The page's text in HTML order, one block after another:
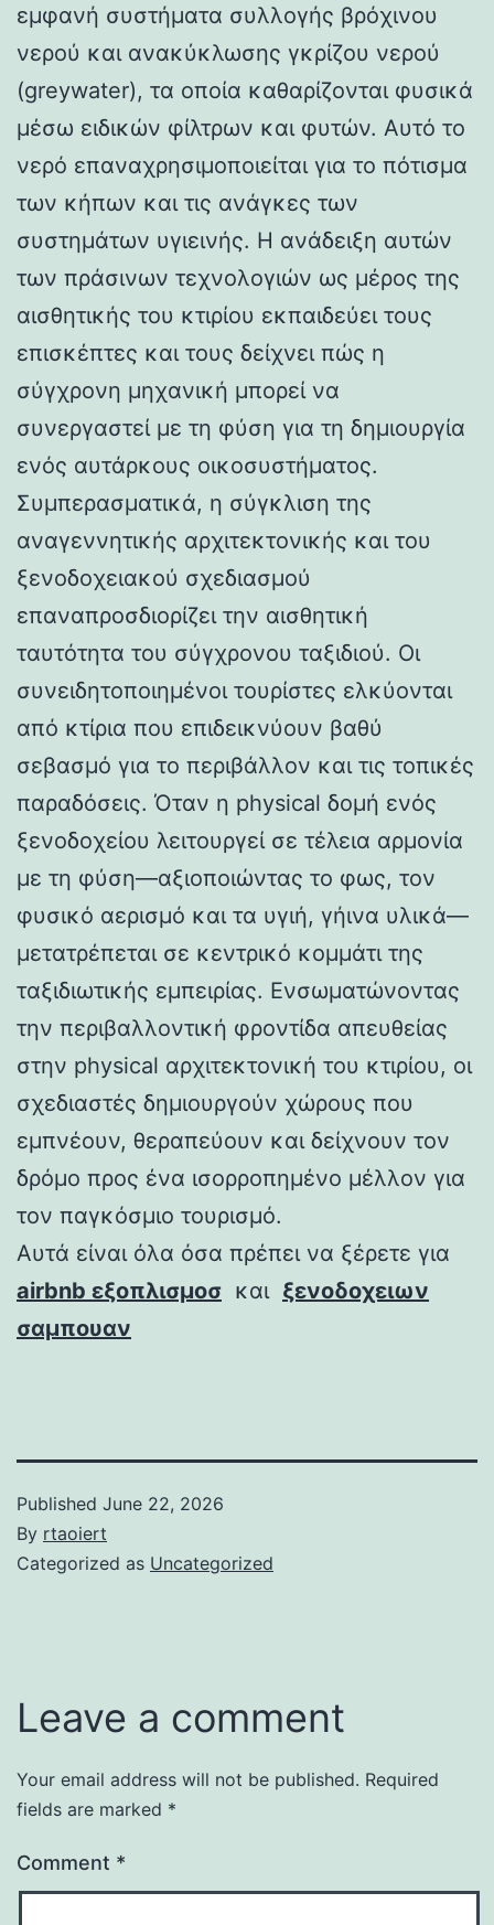
εμφανή συστήματα συλλογής βρόχινου
νερού και ανακύκλωσης γκρίζου νερού
(greywater), τα οποία καθαρίζονται φυσικά
μέσω ειδικών φίλτρων και φυτών. Αυτό το
νερό επαναχρησιμοποιείται για το πότισμα
των κήπων και τις ανάγκες των
συστημάτων υγιεινής. Η ανάδειξη αυτών
των πράσινων τεχνολογιών ως μέρος της
αισθητικής του κτιρίου εκπαιδεύει τους
επισκέπτες και τους δείχνει πώς η
σύγχρονη μηχανική μπορεί να
συνεργαστεί με τη φύση για τη δημιουργία
ενός αυτάρκους οικοσυστήματος.
Συμπερασματικά, η σύγκλιση της
αναγεννητικής αρχιτεκτονικής και του
ξενοδοχειακού σχεδιασμού
επαναπροσδιορίζει την αισθητική
ταυτότητα του σύγχρονου ταξιδιού. Οι
συνειδητοποιημένοι τουρίστες ελκύονται
από κτίρια που επιδεικνύουν βαθύ
σεβασμό για το περιβάλλον και τις τοπικές
παραδόσεις. Όταν η physical δομή ενός
ξενοδοχείου λειτουργεί σε τέλεια αρμονία
με τη φύση—αξιοποιώντας το φως, τον
φυσικό αερισμό και τα υγιή, γήινα υλικά—
μετατρέπεται σε κεντρικό κομμάτι της
ταξιδιωτικής εμπειρίας. Ενσωματώνοντας
την περιβαλλοντική φροντίδα απευθείας
στην physical αρχιτεκτονική του κτιρίου, οι
σχεδιαστές δημιουργούν χώρους που
εμπνέουν, θεραπεύουν και δείχνουν τον
δρόμο προς ένα ισορροπημένο μέλλον για
τον παγκόσμιο τουρισμό.
Αυτά είναι όλα όσα πρέπει να ξέρετε για
airbnb εξοπλισμοσ και ξενοδοχειων
σαμπουαν
Published June 22, 2026
By rtaoiert
Categorized as Uncategorized
Leave a comment
Your email address will not be published. Required
fields are marked *
Comment *